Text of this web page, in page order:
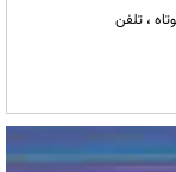
، تلفن